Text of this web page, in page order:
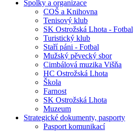
Spolky a organizace
COŠ a Knihovna
Tenisový klub
SK Ostrožská Lhota - Fotbal
Turistický klub
Staří páni - Fotbal
Mužský pěvecký sbor
Cimbálová muzika Višňa
HC Ostrožská Lhota
Škola
Farnost
SK Ostrožská Lhota
Muzeum
Strategické dokumenty, pasporty
Pasport komunikací